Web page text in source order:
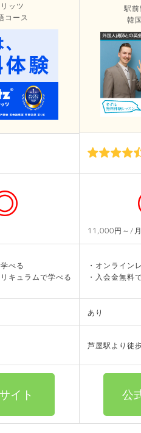
ッツ
コース
駅
韓
11,000円～/月
べる
キュラムで学べる
・オンライン
・入会金無料
あり
芦屋駅より徒
イト 公